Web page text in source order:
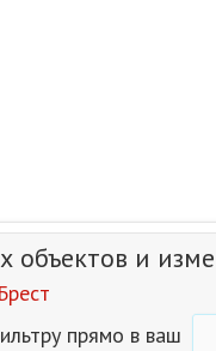
объектов и
прямо в ваш